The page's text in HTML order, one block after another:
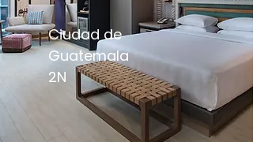
Ciudad de
Guatemala
2N